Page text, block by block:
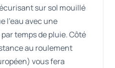
sur sol mouillé
l'eau avec une
temps de pluie. Côté
au roulement
vous fera